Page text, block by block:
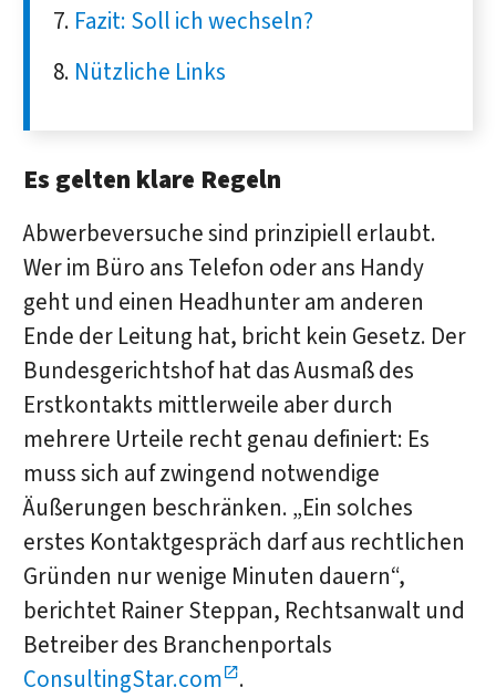
Fazit: Soll ich wechseln?
Nützliche Links
Es gelten klare Regeln
Abwerbeversuche sind prinzipiell erlaubt.
Wer im Büro ans Telefon oder ans Handy
geht und einen Headhunter am anderen
Ende der Leitung hat, bricht kein Gesetz. Der
Bundesgerichtshof hat das Ausmaß des
Erstkontakts mittlerweile aber durch
mehrere Urteile recht genau definiert: Es
muss sich auf zwingend notwendige
Äußerungen beschränken. „Ein solches
erstes Kontaktgespräch darf aus rechtlichen
Gründen nur wenige Minuten dauern“,
berichtet Rainer Steppan, Rechtsanwalt und
Betreiber des Branchenportals
ConsultingStar.com .